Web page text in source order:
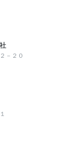
－２０